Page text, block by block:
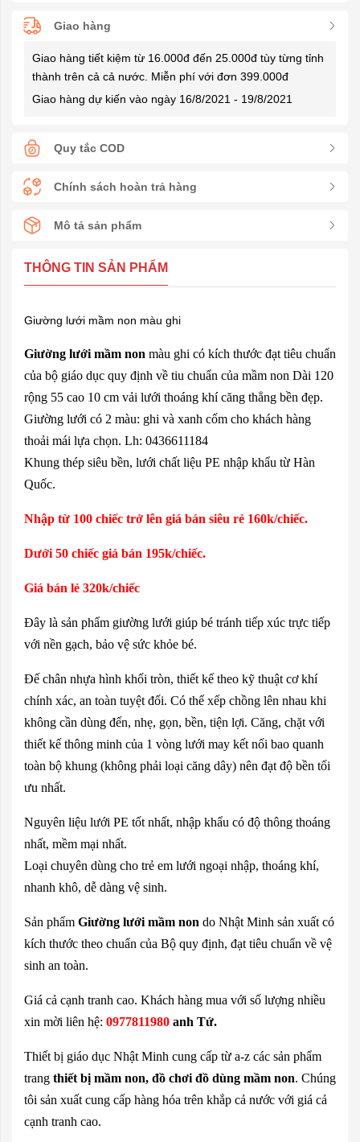
Giao hàng
Giao hàng tiết kiệm từ 16.000đ đến 25.000đ tùy từng tỉnh
thành trên cả cả nước. Miễn phí với đơn 399.000đ
Giao hàng dự kiến vào ngày 16/8/2021 - 19/8/2021
Quy tắc COD
Chính sách hoàn trả hàng
Mô tả sản phẩm
THÔNG TIN SẢN PHẨM
Giường lưới mầm non màu ghi
Giường lưới mầm non màu ghi có kích thước đạt tiêu chuẩn
của bộ giáo dục quy định về tiu chuẩn của mầm non Dài 120
rộng 55 cao 10 cm vải lưới thoáng khí căng thẳng bền đẹp.
Giường lưới có 2 màu: ghi và xanh cốm cho khách hàng
thoải mái lựa chọn. Lh: 0436611184
Khung thép siêu bền, lưới chất liệu PE nhập khẩu từ Hàn
Quốc.
Nhập từ 100 chiếc trở lên giá bán siêu rẻ 160k/chiếc.
Dưới 50 chiếc giá bán 195k/chiếc.
Giá bán lẻ 320k/chiếc
Đây là sản phẩm giường lưới giúp bé tránh tiếp xúc trực tiếp
với nền gạch, bảo vệ sức khỏe bé.
Đế chân nhựa hình khối tròn, thiết kế theo kỹ thuật cơ khí
chính xác, an toàn tuyệt đối. Có thể xếp chồng lên nhau khi
không cần dùng đến, nhẹ, gọn, bền, tiện lợi. Căng, chặt với
thiết kế thông minh của 1 vòng lưới may kết nối bao quanh
toàn bộ khung (không phải loại căng dây) nên đạt độ bền tối
ưu nhất.
Nguyên liệu lưới PE tốt nhất, nhập khẩu có độ thông thoáng
nhất, mềm mại nhất.
Loại chuyên dùng cho trẻ em lưới ngoại nhập, thoáng khí,
nhanh khô, dễ dàng vệ sinh.
Sản phẩm Giường lưới mầm non do Nhật Minh sản xuất có
kích thước theo chuẩn của Bộ quy định, đạt tiêu chuẩn về vệ
sinh an toàn.
Giá cả cạnh tranh cao. Khách hàng mua với số lượng nhiều
xin mời liên hệ: 0977811980 anh Tứ.
Thiết bị giáo dục Nhật Minh cung cấp từ a-z các sản phẩm
trang thiết bị mầm non, đồ chơi đồ dùng mầm non. Chúng
tôi sản xuất cung cấp hàng hóa trên khắp cả nước với giá cả
cạnh tranh cao.